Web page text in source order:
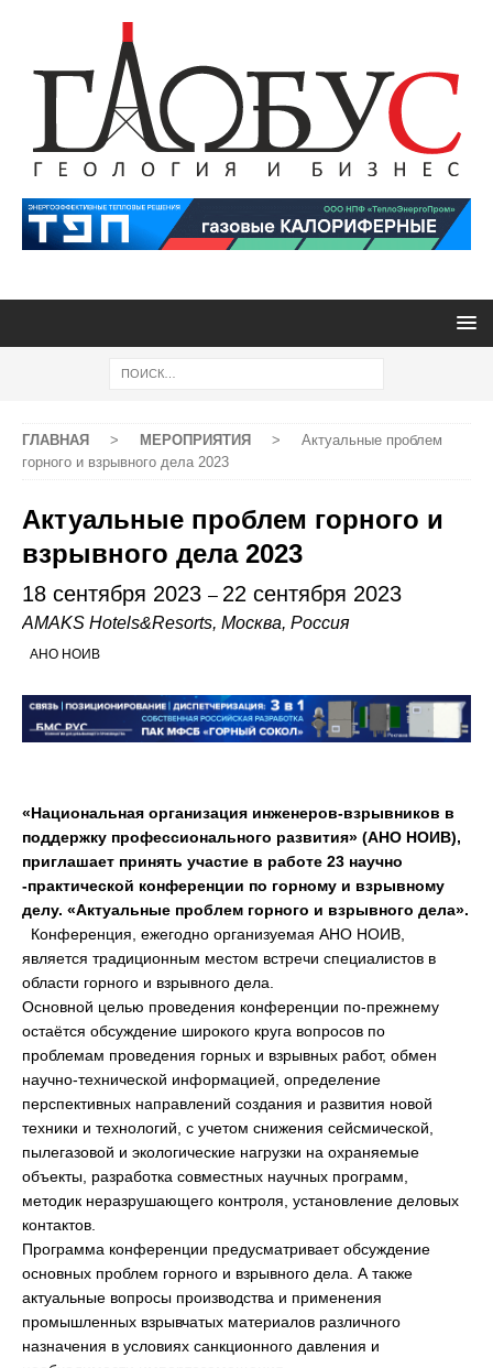
ГЛАВНАЯ > МЕРОПРИЯТИЯ >
Актуальные проблем
горного и взрывного дела 2023
Актуальные проблем горного и
взрывного дела 2023
18 сентября 2023 – 22 сентября 2023
AMAKS Hotels&Resorts, Москва, Россия
АНО НОИВ
«Национальная организация инженеров-взрывников в
поддержку профессионального развития» (АНО НОИВ),
приглашает принять участие в работе 23 научно
-практической конференции по горному и взрывному
делу. «Актуальные проблем горного и взрывного дела».
Конференция, ежегодно организуемая АНО НОИВ
является традиционным местом встречи специалистов в
области горного и взрывного дела.
Основной целью проведения конференции по-прежнему
остаётся обсуждение широкого круга вопросов по
проблемам проведения горных и взрывных работ, обмен
научно-технической информацией, определение
перспективных направлений создания и развития новой
техники и технологий, с учетом снижения сейсмической,
пылегазовой и экологические нагрузки на охраняемые
объекты, разработка совместных научных программ,
методик неразрушающего контроля, установление деловых
контактов.
Программа конференции предусматривает обсуждение
основных проблем горного и взрывного дела. А также
актуальные вопросы производства и применения
промышленных взрывчатых материалов различного
назначения в условиях санкционного давления и